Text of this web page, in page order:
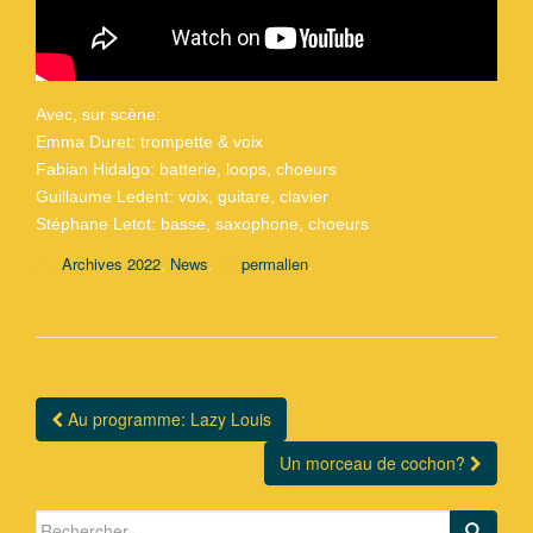
Avec, sur scène:
Emma Duret: trompette & voix
Fabian Hidalgo: batterie, loops, choeurs
Guillaume Ledent: voix, guitare, clavier
Stéphane Letot: basse, saxophone, choeurs
Archives 2022, News. permalien.
Navigation Article
Au programme: Lazy Louis
Un morceau de cochon?
Search for: